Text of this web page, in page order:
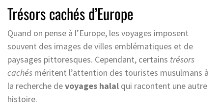
Trésors cachés d’Europe
Quand on pense à l’Europe, les voyages imposent
souvent des images de villes emblématiques et de
paysages pittoresques. Cependant, certains trésors
cachés méritent l’attention des touristes musulmans à
la recherche devoyages halal qui racontent une autre
histoire.